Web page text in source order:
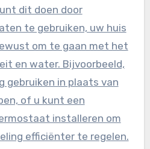
dit doen door
te gebruiken, uw huis
om te gaan met het
en water. Bijvoorbeeld,
gebruiken in plaats van
of u kunt een
installeren om
efficiënter te regelen.